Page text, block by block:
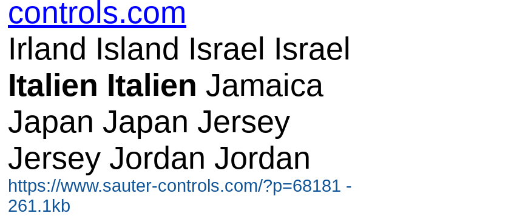
controls.com
Irland Island Israel Israel
Italien Italien Jamaica
Japan Japan Jersey
Jersey Jordan Jordan
https://www.sauter-controls.com/?p=68181 -
261.1kb